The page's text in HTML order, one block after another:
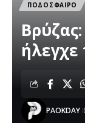
ΠΟΔΟΣΦΑΙΡΟ
ήλεγχε
PAOKDAY